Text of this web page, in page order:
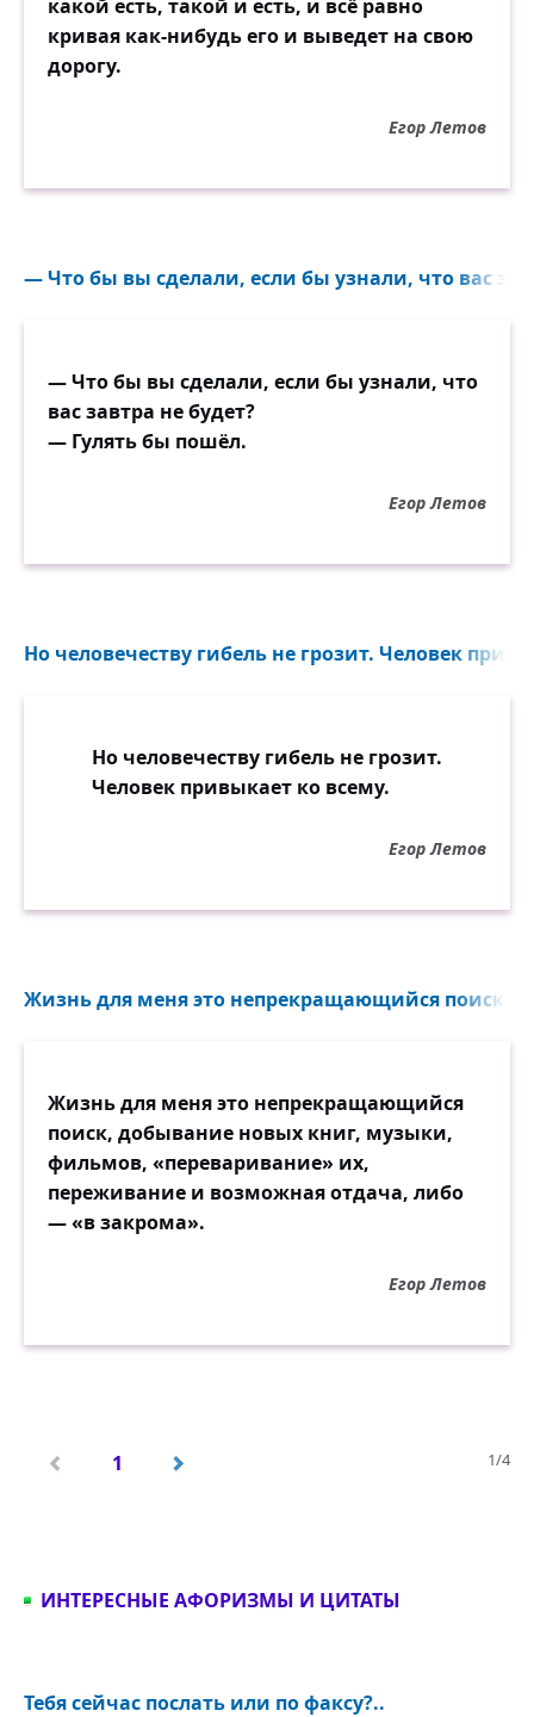
какой есть, такой и есть, и всё равно
кривая как-нибудь его и выведет на свою
дорогу.
Егор Летов
— Что бы вы сделали, если бы узнали, что вас
— Что бы вы сделали, если бы узнали, что
вас завтра не будет?
— Гулять бы пошёл.
Егор Летов
Но человечеству гибель не грозит. Человек
Но человечеству гибель не грозит.
Человек привыкает ко всему.
Егор Летов
Жизнь для меня это непрекращающийся поиск,
Жизнь для меня это непрекращающийся
поиск, добывание новых книг, музыки,
фильмов, «переваривание» их,
переживание и возможная отдача, либо
— «в закрома».
Егор Летов
1/4
1
ИНТЕРЕСНЫЕ АФОРИЗМЫ И ЦИТАТЫ
Тебя сейчас послать или по факсу?..